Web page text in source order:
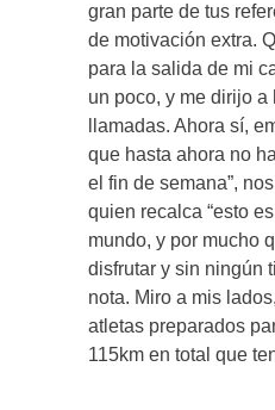
gran parte de tus
de motivación extra.
para la salida de mi
un poco, y me dirijo a
llamadas. Ahora sí,
que hasta ahora no
el fin de semana”,
quien recalca “esto
mundo, y por mucho
disfrutar y sin ningún
nota. Miro a mis
atletas preparados
115km en total que